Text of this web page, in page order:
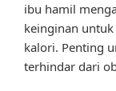
ibu hamil
keinginan
kalori. Penting
terhindar dari